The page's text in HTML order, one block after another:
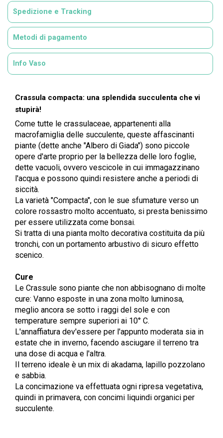
Spedizione e Tracking
Metodi di pagamento
Info Vaso
Crassula compacta: una splendida succulenta che vi
stupirà!
Come tutte le crassulaceae, appartenenti alla
macrofamiglia delle succulente, queste affascinanti
piante (dette anche "Albero di Giada") sono piccole
opere d'arte proprio per la bellezza delle loro foglie,
dette vacuoli, ovvero vescicole in cui immagazzinano
l'acqua e possono quindi resistere anche a periodi di
siccità.
La varietà "Compacta", con le sue sfumature verso un
colore rossastro molto accentuato, si presta benissimo
per essere utilizzata come bonsai.
Si tratta di una pianta molto decorativa costituita da più
tronchi, con un portamento arbustivo di sicuro effetto
scenico.
Cure
Le Crassule sono piante che non abbisognano di molte
cure: Vanno esposte in una zona molto luminosa,
meglio ancora se sotto i raggi del sole e con
temperature sempre superiori ai 10° C.
L'annaffiatura dev'essere per l'appunto moderata sia in
estate che in inverno, facendo asciugare il terreno tra
una dose di acqua e l'altra.
Il terreno ideale è un mix di akadama, lapillo pozzolano
e sabbia.
La concimazione va effettuata ogni ripresa vegetativa,
quindi in primavera, con concimi liquindi organici per
succulente.